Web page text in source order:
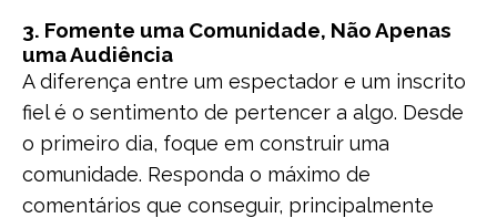
3. Fomente uma Comunidade, Não Apenas
uma Audiência
A diferença entre um espectador e um inscrito
fiel é o sentimento de pertencer a algo. Desde
o primeiro dia, foque em construir uma
comunidade. Responda o máximo de
comentários que conseguir, principalmente